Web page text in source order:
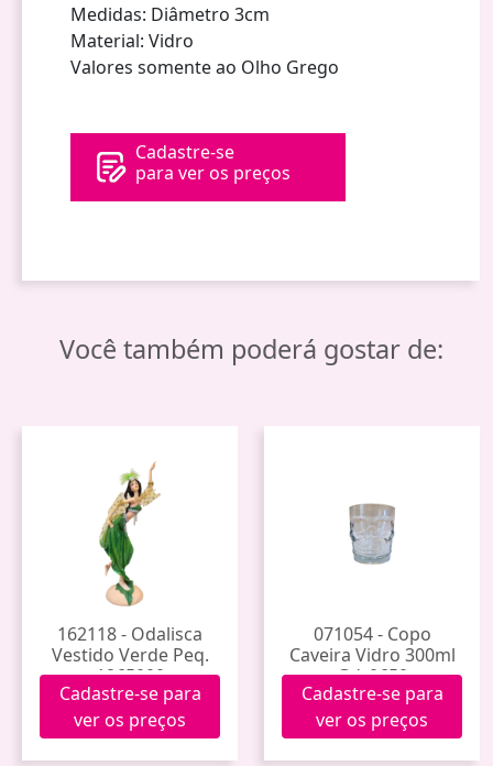
Medidas: Diâmetro 3cm
Material: Vidro
Valores somente ao Olho Grego
Cadastre-se
para ver os preços
Você também poderá gostar de:
162118 - Odalisca
Vestido Verde Peq.
1865000
Cadastre-se para
ver os preços
071054 - Copo
Caveira Vidro 300ml
Gdr0650
Cadastre-se para
ver os preços